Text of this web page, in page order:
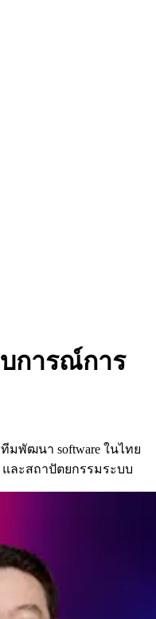
การณ์การ
พัฒนา software ในไทย
และสถาปัตยกรรมระบบ